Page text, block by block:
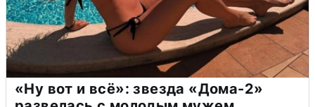
«Ну вот и всё»: звезда «Дома-2»